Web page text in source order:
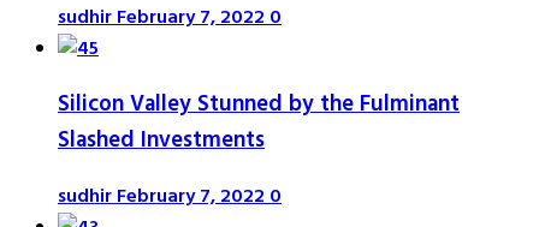
sudhirFebruary 7, 20220
Silicon Valley Stunned by the Fulminant
Slashed Investments
sudhirFebruary 7, 20220